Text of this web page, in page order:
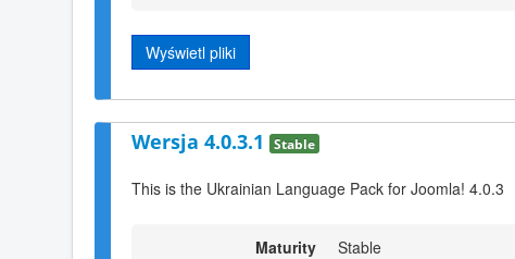
Wyświetl pliki
Wersja 4.0.3.1 Stable
This is the Ukrainian Language Pack for Joomla! 4.0.3
Maturity Stable